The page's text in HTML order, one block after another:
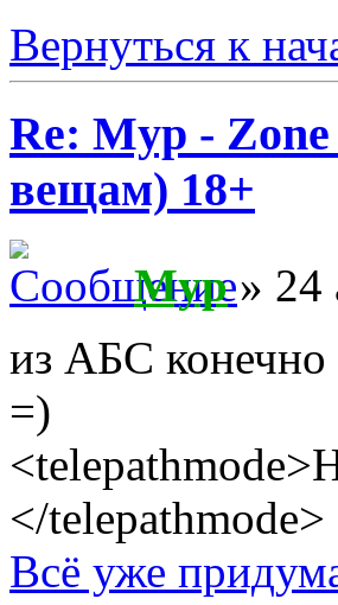
Вернуться к
Re: Myp -
вещам) 18+
Myp» 24
из АБС конечно
=)
</telepathmode>
Всё уже